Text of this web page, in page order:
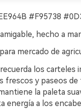
#F95738
hecho a
mercado de
los carteles
frescos y paseos de
la paleta
energía a los